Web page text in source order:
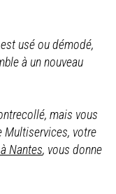
usé ou démodé,
à un nouveau
mais vous
Multiservices, votre
Nantes, vous donne